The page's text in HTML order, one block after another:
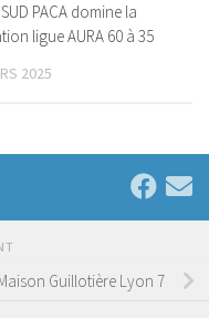
PACA domine la
ligue AURA 60 à 35
2025
Guillotière Lyon 7